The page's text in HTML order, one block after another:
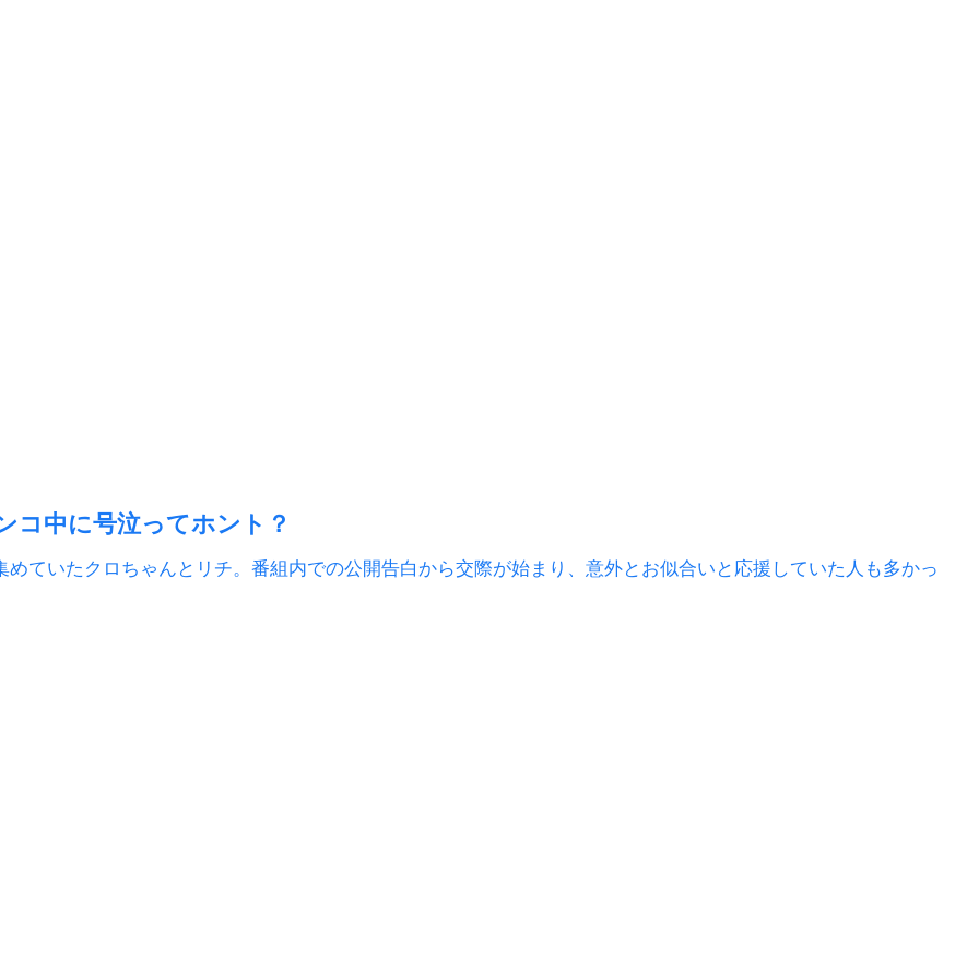
コ中に号泣ってホント？
めていたクロちゃんとリチ。番組内での公開告白から交際が始まり、意外とお似合いと応援していた人も多かっ